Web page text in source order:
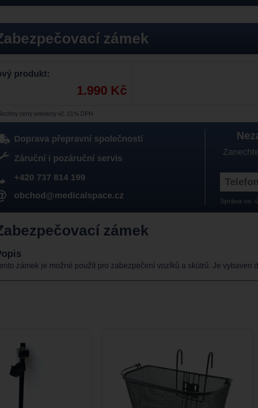
zámek
produkt:
1.990 Kč
ceny uvedeny vč. 21% DPH
Správa os.
Doprava přepravní společností
Záruční i pozáruční servis
+420 737 814 199
obchod@medicalspace.cz
zámek
zámek je možné použít pro zabezpečení vozíků a skútrů. Je vybaven